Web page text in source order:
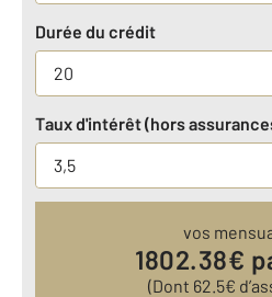
Durée du crédit
Taux d'intérêt (hors
vos
1802.38€
(Dont 62.5€